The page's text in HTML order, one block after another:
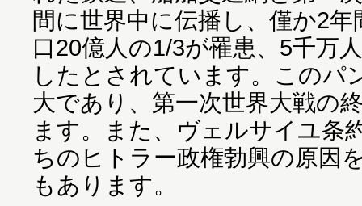
間に世界中に伝播し、僅か2
口20億人の1/3が罹患、5千万
したとされています。このパ
大であり、第一次世界大戦の
ます。また、ヴェルサイユ条
ちのヒトラー政権勃興の原因
もあります。